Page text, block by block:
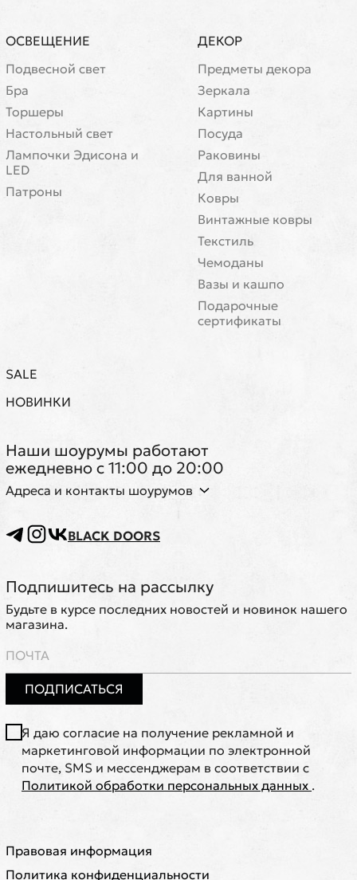
ОСВЕЩЕНИЕ
Подвесной свет
Бра
Торшеры
Настольный свет
Лампочки Эдисона и
LED
Патроны
ДЕКОР
Предметы декора
Зеркала
Картины
Посуда
Раковины
Для ванной
Ковры
Винтажные ковры
Текстиль
Чемоданы
Вазы и кашпо
Подарочные
сертификаты
SALE
НОВИНКИ
Наши шоурумы работают
ежедневно с 11:00 до 20:00
Адреса и контакты шоурумов
BLACK DOORS
Подпишитесь на рассылку
Будьте в курсе последних новостей и новинок нашего
магазина.
ПОДПИСАТЬСЯ
Я даю согласие на получение рекламной и
маркетинговой информации по электронной
почте, SMS и мессенджерам в соответствии с
Политикой обработки персональных данных .
Правовая информация
Политика конфиденциальности